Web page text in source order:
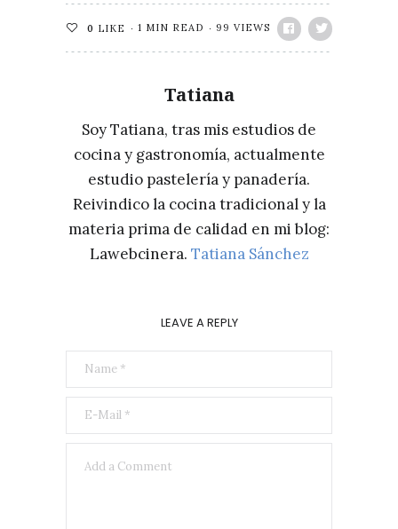
0 LIKE 1 MIN READ 99 VIEWS
Tatiana
Soy Tatiana, tras mis estudios de
cocina y gastronomía, actualmente
estudio pastelería y panadería.
Reivindico la cocina tradicional y la
materia prima de calidad en mi blog:
Lawebcinera. Tatiana Sánchez
LEAVE A REPLY